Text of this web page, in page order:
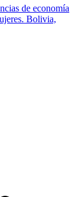
de economía
Bolivia,